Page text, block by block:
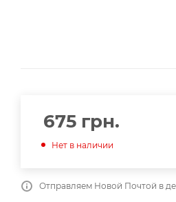
675 грн.
Нет в наличии
Отправляем Новой Почтой в